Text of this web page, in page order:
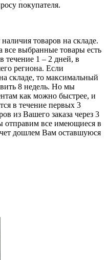
покупателя.
товаров на складе.
все выбранные товары есть
течение 1 – 2 дней, в
региона. Если
складе, то максимальный
8 недель. Но мы
как можно быстрее, и
в течение первых 3
из Вашего заказа через 3
отправим все имеющиеся в
дошлем Вам оставшуюся